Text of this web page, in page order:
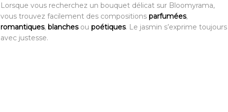
Lorsque vous recherchez un bouquet délicat sur Bloomyrama,
vous trouvez facilement des compositions parfumées,
romantiques, blanchesou poétiques. Le jasmin s’exprime toujours
avec justesse.